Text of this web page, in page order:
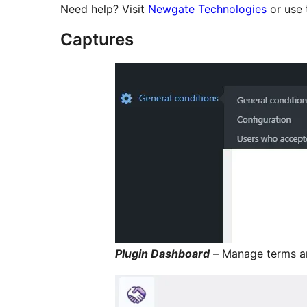
Need help? Visit Newgate Technologies or use
Captures
Plugin Dashboard– Manage terms